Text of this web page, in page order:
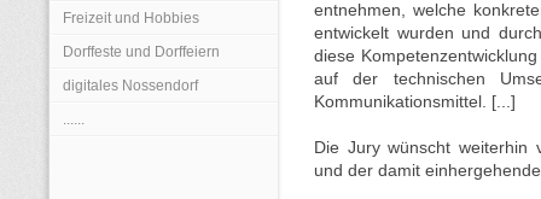
Freizeit und Hobbies
Dorffeste und Dorffeiern
digitales Nossendorf
......
entnehmen, welche
entwickelt wurden und
diese
auf der technischen
Kommunikationsmittel. [...]
Die Jury wünscht weiterhin
und der damit